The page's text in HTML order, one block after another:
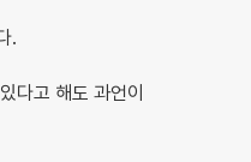
.
다고 해도 과언이